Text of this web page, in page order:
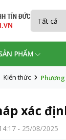
PHẨM
Kiến thức
xác
- 25/08/2025